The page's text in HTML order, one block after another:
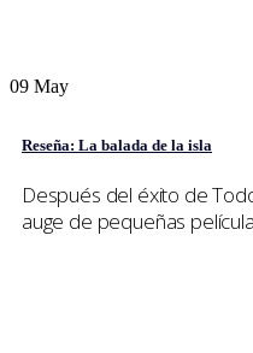
09 May
Reseña: La balada de la isla
Después del éxito de
auge de pequeñas